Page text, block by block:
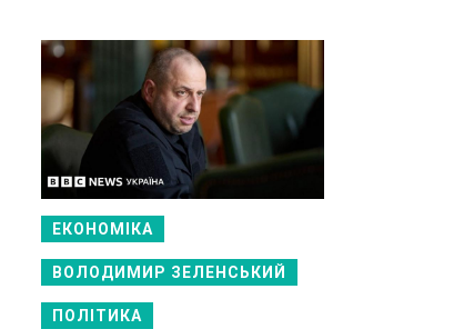
ЕКОНОМІКА
ВОЛОДИМИР ЗЕЛЕНСЬКИЙ
ПОЛІТИКА